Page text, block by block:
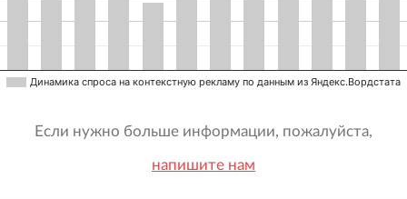
Динамика спроса на контекстную рекламу по данным из Яндекс.Вордстата
Если нужно больше информации, пожалуйста,
напишите нам